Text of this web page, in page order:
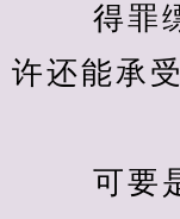
得罪缥
许还能承受
可要是